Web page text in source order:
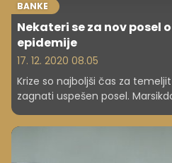
BANKE
Nekateri se za nov posel
epidemije
17. 12. 2020 08.05
Krize so najboljši čas za
zagnati uspešen posel.
načrtom, zanesljivimi partnerji
mogoče. Že delujoča podjetja
poslovanje prilagoditi glede na